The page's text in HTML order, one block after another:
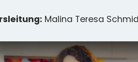
Malina Teresa